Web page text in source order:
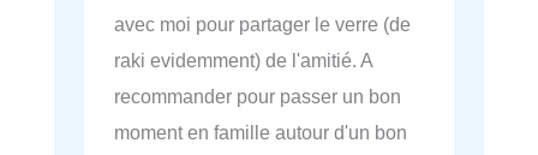
avec moi pour partager le verre (de
raki evidemment) de l'amitié. A
recommander pour passer un bon
moment en famille autour d'un bon